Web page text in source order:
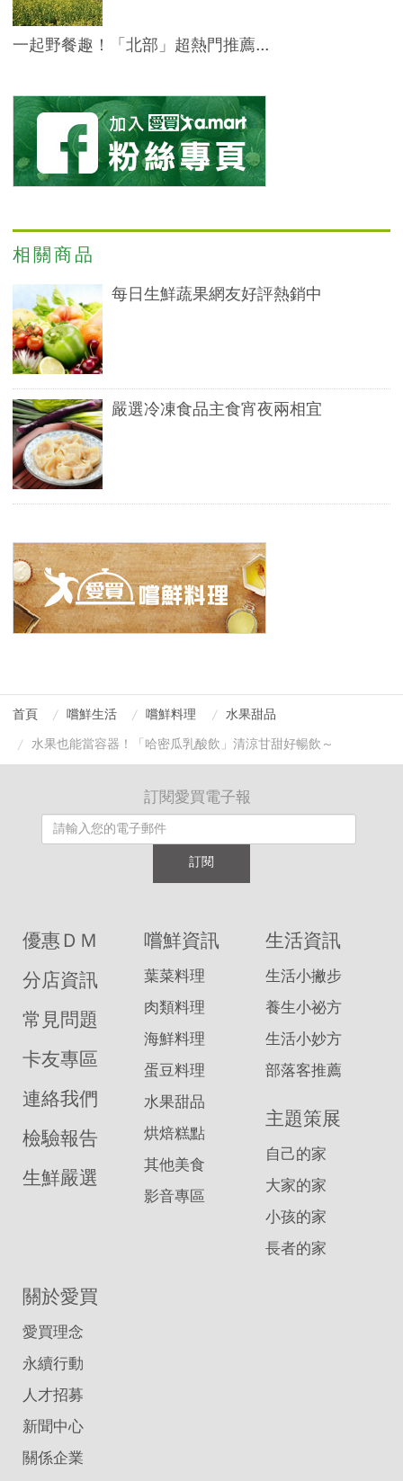
一起野餐趣！「北部」超熱門推薦...
相關商品
每日生鮮蔬果網友好評熱銷中
嚴選冷凍食品主食宵夜兩相宜
首頁 嚐鮮生活 嚐鮮料理
水果甜品
水果也能當容器！「哈密瓜乳酸飲」清涼甘甜好暢飲～
訂閱愛買電子報
訂閱
優惠ＤＭ
分店資訊
常見問題
卡友專區
連絡我們
檢驗報告
生鮮嚴選
嚐鮮資訊
葉菜料理
肉類料理
海鮮料理
蛋豆料理
水果甜品
烘焙糕點
其他美食
影音專區
生活資訊
生活小撇步
養生小祕方
生活小妙方
部落客推薦
主題策展
自己的家
大家的家
小孩的家
長者的家
關於愛買
愛買理念
永續行動
人才招募
新聞中心
關係企業